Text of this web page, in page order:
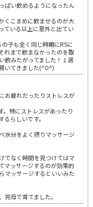
ぱい飲めるようになったん
くこまめに飲ませるのが大
ている以上に意外と出てい
子も全く同じ時期にRSに
れまで飲まなかったのを取
飲みたがってました！１週
いてきました(^O^)
お疲れだったりストレスが
。特にストレスがあったり
らしいです。
水分をよく摂りマッサージ
でなく時間を見つけてはマ
マッサージするのが効果的
マッサージするといいみた
母で育てました。